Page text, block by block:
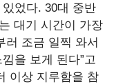
었다. 30대 중반
대기 시간이 가장
러 조금 일찍 와서
을 보게 된다”고
이상 지루함을 참